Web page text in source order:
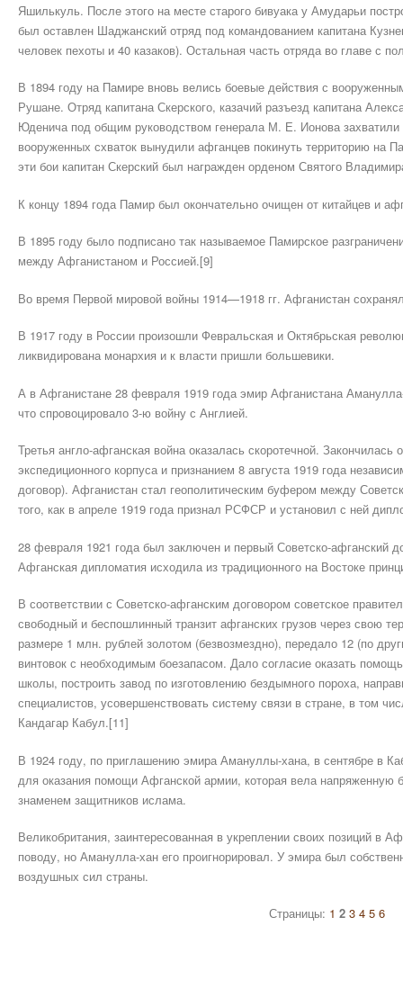
Яшилькуль. После этого на месте старого бивуака у Амударьи
был оставлен Шаджанский отряд под командованием капитана
человек пехоты и 40 казаков). Остальная часть отряда во главе с
В 1894 году на Памире вновь велись боевые действия с
Рушане. Отряд капитана Скерского, казачий разъезд капитана
Юденича под общим руководством генерала М. Е. Ионова
вооруженных схваток вынудили афганцев покинуть территорию на
эти бои капитан Скерский был награжден орденом Святого
К концу 1894 года Памир был окончательно очищен от китайцев и
В 1895 году было подписано так называемое Памирское
между Афганистаном и Россией.[9]
Во время Первой мировой войны 1914—1918 гг. Афганистан
В 1917 году в России произошли Февральская и Октябрьская
ликвидирована монархия и к власти пришли большевики.
А в Афганистане 28 февраля 1919 года эмир Афганистана
что спровоцировало 3-ю войну с Англией.
Третья англо-афганская война оказалась скоротечной. Закончилась
экспедиционного корпуса и признанием 8 августа 1919 года
договор). Афганистан стал геополитическим буфером между
того, как в апреле 1919 года признал РСФСР и установил с ней
28 февраля 1921 года был заключен и первый Советско-афганский
Афганская дипломатия исходила из традиционного на Востоке
В соответствии с Советско-афганским договором советское
свободный и беспошлинный транзит афганских грузов через свою
размере 1 млн. рублей золотом (безвозмездно), передало 12 (по
винтовок с необходимым боезапасом. Дало согласие оказать
школы, построить завод по изготовлению бездымного пороха,
специалистов, усовершенствовать систему связи в стране, в том
Кандагар Кабул.[11]
В 1924 году, по приглашению эмира Амануллы-хана, в сентябре в
для оказания помощи Афганской армии, которая вела напряженную
знаменем защитников ислама.
Великобритания, заинтересованная в укреплении своих позиций в
поводу, но Аманулла-хан его проигнорировал. У эмира был
воздушных сил страны.
Страницы: 1 2 3 4 5 6